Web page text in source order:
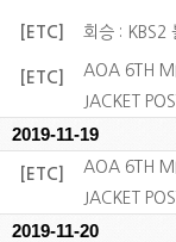
[ETC] 회승 : KBS2
[ETC]
AOA 6TH
JACKET
2019-11-19
[ETC]
AOA 6TH
JACKET
2019-11-20